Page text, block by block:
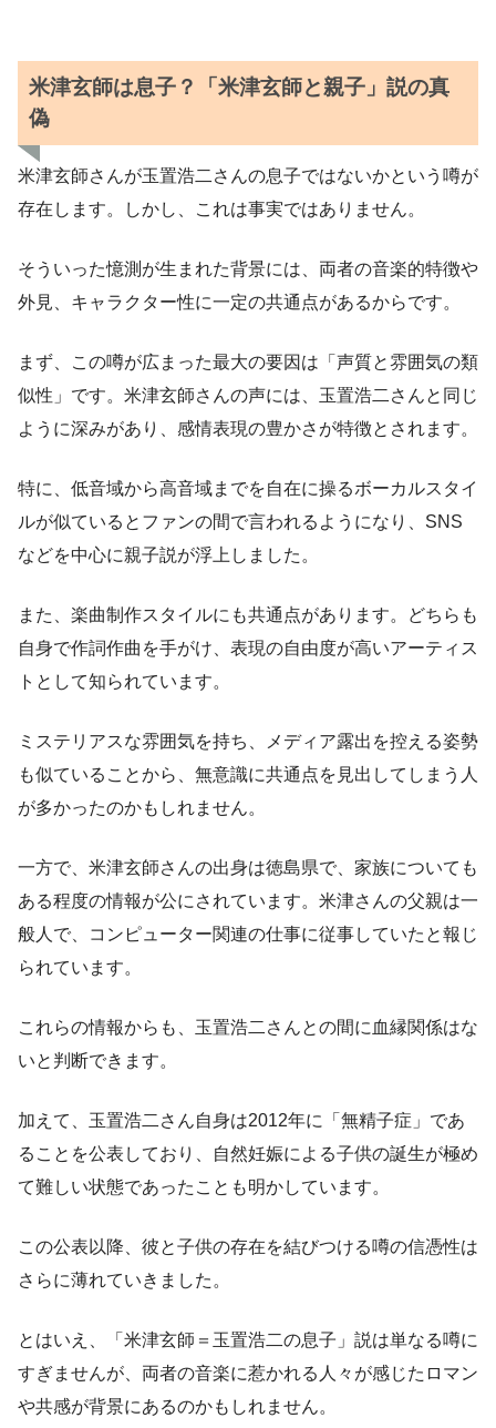
米津玄師は息子？「米津玄師と親子」説の真
偽
米津玄師さんが玉置浩二さんの息子ではないかという噂が
存在します。しかし、これは事実ではありません。
そういった憶測が生まれた背景には、両者の音楽的特徴や
外見、キャラクター性に一定の共通点があるからです。
まず、この噂が広まった最大の要因は「声質と雰囲気の類
似性」です。米津玄師さんの声には、玉置浩二さんと同じ
ように深みがあり、感情表現の豊かさが特徴とされます。
特に、低音域から高音域までを自在に操るボーカルスタイ
ルが似ているとファンの間で言われるようになり、SNS
などを中心に親子説が浮上しました。
また、楽曲制作スタイルにも共通点があります。どちらも
自身で作詞作曲を手がけ、表現の自由度が高いアーティス
トとして知られています。
ミステリアスな雰囲気を持ち、メディア露出を控える姿勢
も似ていることから、無意識に共通点を見出してしまう人
が多かったのかもしれません。
一方で、米津玄師さんの出身は徳島県で、家族についても
ある程度の情報が公にされています。米津さんの父親は一
般人で、コンピューター関連の仕事に従事していたと報じ
られています。
これらの情報からも、玉置浩二さんとの間に血縁関係はな
いと判断できます。
加えて、玉置浩二さん自身は2012年に「無精子症」であ
ることを公表しており、自然妊娠による子供の誕生が極め
て難しい状態であったことも明かしています。
この公表以降、彼と子供の存在を結びつける噂の信憑性は
さらに薄れていきました。
とはいえ、「米津玄師＝玉置浩二の息子」説は単なる噂に
すぎませんが、両者の音楽に惹かれる人々が感じたロマン
や共感が背景にあるのかもしれません。